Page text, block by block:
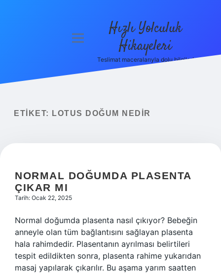
menüyü
Hızlı Yolculuk
Hikayeleri
Teslimat maceralarıyla dolu bilgiler!
ETIKET: LOTUS DOĞUM NEDIR
NORMAL DOĞUMDA PLASENTA
ÇIKAR MI
Tarih: Ocak 22, 2025
Normal doğumda plasenta nasıl çıkıyor? Bebeğin
anneyle olan tüm bağlantısını sağlayan plasenta
hala rahimdedir. Plasentanın ayrılması belirtileri
tespit edildikten sonra, plasenta rahime yukarıdan
masaj yapılarak çıkarılır. Bu aşama yarım saatten